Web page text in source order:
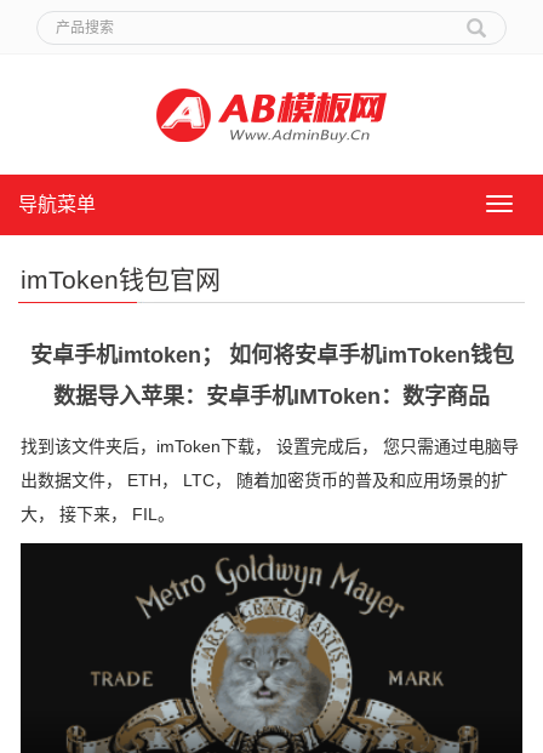
导
导航菜单
imToken钱包官网
安卓手机imtoken； 如何将安卓手机imToken钱包
数据导入苹果：安卓手机IMToken：数字商品
找到该文件夹​​后，imToken下载， 设置完成后， 您只需通过电脑导
出数据文件， ETH， LTC， 随着加密货币的普及和应用场景的扩
大， 接下来， FIL。